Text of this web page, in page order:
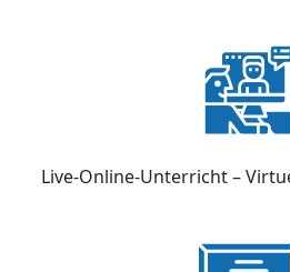
Live-Online-Unterricht –